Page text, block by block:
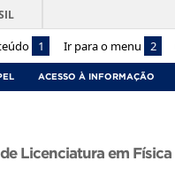
1 Ir para o menu 2
ACESSO À INFORMAÇÃO
Licenciatura em Física